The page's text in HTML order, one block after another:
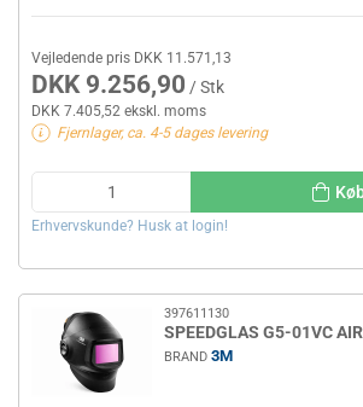
Vejledende pris DKK 11.571,13
DKK 9.256,90 / Stk
DKK 7.405,52 ekskl. moms
Fjernlager, ca. 4-5 dages levering
Erhvervskunde? Husk at login!
397611130
SPEEDGLAS G5-01VC
BRAND 3M